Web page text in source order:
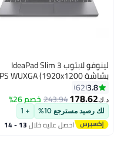
لينوفو لابتوب IdeaPad Slim 3
نظام Windows 11 Home/رسومات
Intel UHD/
3.8
62
د.ك‏178.62
243.94خصم 26%
لك رصيد مسترجع 10% + 1
احصل عليه خلال 13 - 14